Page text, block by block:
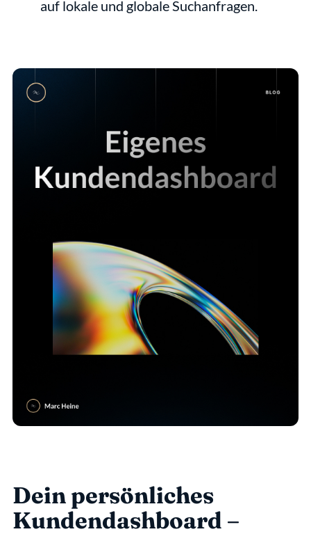
auf lokale und globale Suchanfragen.
Dein persönliches
Kundendashboard –